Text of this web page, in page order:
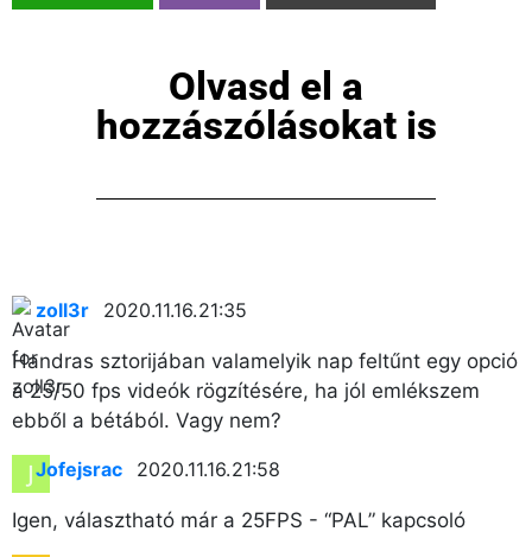
Olvasd el a
hozzászólásokat is
zoll3r 2020.11.16. 21:35
Handras sztorijában valamelyik nap feltűnt egy opció
a 25/50 fps videók rögzítésére, ha jól emlékszem
ebből a bétából. Vagy nem?
Jofejsrac 2020.11.16. 21:58
Igen, választható már a 25FPS - “PAL” kapcsoló